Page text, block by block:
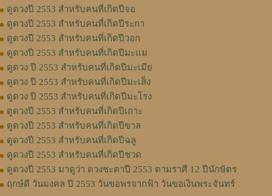
ดูดวงปี 2553 สำหรับคนที่เกิดปีจอ
ดูดวงปี 2553 สำหรับคนที่เกิดปีระกา
ดูดวงปี 2553 สำหรับคนที่เกิดปีวอก
ดูดวงปี 2553 สำหรับคนที่เกิดปีมะแม
ดูดวง ปี 2553 สำหรับคนที่เกิดปีมะเมีย
ดูดวง ปี 2553 สำหรับคนที่เกิดปีมะเส็ง
ดูดวง ปี 2553 สำหรับคนที่เกิดปีมะโรง
ดูดวงปี 2553 สำหรับคนที่เกิดปีเถาะ
ดูดวงปี 2553 สำหรับคนที่เกิดปีขาล
ดูดวงปี 2553 สำหรับคนที่เกิดปีฉลู
ดูดวงปี 2553 สำหรับคนที่เกิดปีชวด
ดูดวงปี 2553 มาดูว่า ดวงชะตาปี 2553 ตามราศี 12 ปีนักษัตร
ฤกษ์ดี วันมงคล ปี 2553 วันขอพรจากฟ้า วันขอเงินพระจันทร์